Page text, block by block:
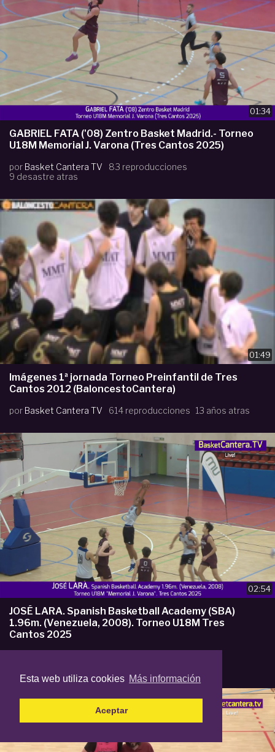
Esta web utiliza cookies Más información
Aceptar
01:34
GABRIEL FATA ('08) Zentro Basket Madrid.- Torneo
U18M Memorial J. Varona (Tres Cantos 2025)
por Basket Cantera TV
83 reproducciones
9 desastre atras
01:49
Imágenes 1ª jornada Torneo Preinfantil de Tres
Cantos 2012 (BaloncestoCantera)
por Basket Cantera TV 614 reproducciones 13 años atras
02:54
JOSÉ LARA. Spanish Basketball Academy (SBA)
1.96m. (Venezuela, 2008). Torneo U18M Tres
Cantos 2025